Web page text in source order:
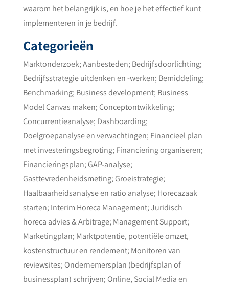
waarom het belangrijk is, en hoe je het effectief kunt
implementeren in je bedrijf.
Categorieën
Marktonderzoek; Aanbesteden; Bedrijfsdoorlichting;
Bedrijfsstrategie uitdenken en -werken; Bemiddeling;
Benchmarking; Business development; Business
Model Canvas maken; Conceptontwikkeling;
Concurrentieanalyse; Dashboarding;
Doelgroepanalyse en verwachtingen; Financieel plan
met investeringsbegroting; Financiering organiseren;
Financieringsplan; GAP-analyse;
Gasttevredenheidsmeting; Groeistrategie;
Haalbaarheidsanalyse en ratio analyse; Horecazaak
starten; Interim Horeca Management; Juridisch
horeca advies & Arbitrage; Management Support;
Marketingplan; Marktpotentie, potentiële omzet,
kostenstructuur en rendement; Monitoren van
reviewsites; Ondernemersplan (bedrijfsplan of
businessplan) schrijven; Online, Social Media en